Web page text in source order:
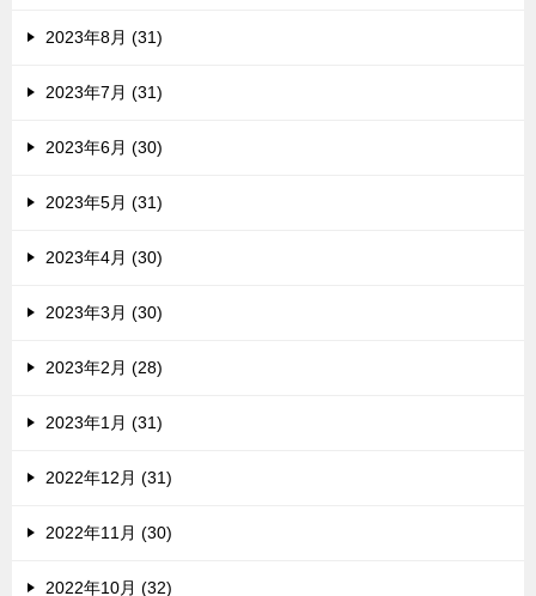
2023年8月 (31)
2023年7月 (31)
2023年6月 (30)
2023年5月 (31)
2023年4月 (30)
2023年3月 (30)
2023年2月 (28)
2023年1月 (31)
2022年12月 (31)
2022年11月 (30)
2022年10月 (32)